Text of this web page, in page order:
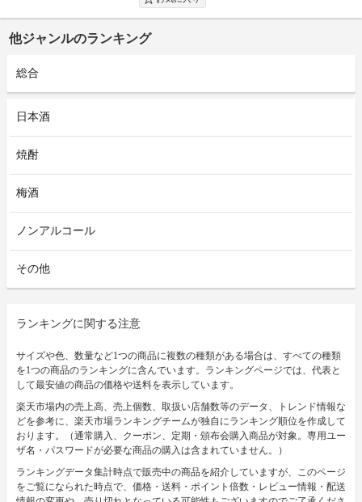
他ジャンルのランキング
総合
日本酒
焼酎
梅酒
ノンアルコール
その他
ランキングに関する注意
サイズや色、数量など1つの商品に複数の種類がある場合は、すべての種類
を1つの商品のランキングに含んでいます。ランキングページでは、代表と
して最安値の商品の価格や送料を表示しています。
楽天市場内の売上高、売上個数、取扱い店舗数等のデータ、トレンド情報な
どを参考に、楽天市場ランキングチームが独自にランキング順位を作成して
おります。（通常購入、クーポン、定期・頒布会購入商品が対象。専用ユー
ザ名・パスワードが必要な商品の購入は含まれていません。）
ランキングデータ集計時点で販売中の商品を紹介していますが、このページ
をご覧になられた時点で、価格・送料・ポイント倍数・レビュー情報・配送